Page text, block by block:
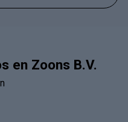
en Zoons B.V.